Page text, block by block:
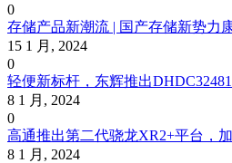
0
存储产品新潮流 | 国产存储新势力
15 1 月, 2024
0
轻便新标杆，东辉推出
8 1 月, 2024
0
高通推出第二代骁龙XR2+平台，
8 1 月, 2024